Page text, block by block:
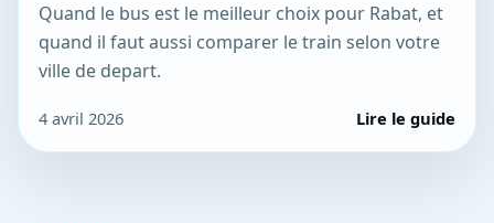
Quand le bus est le meilleur choix pour Rabat, et
quand il faut aussi comparer le train selon votre
ville de depart.
4 avril 2026 Lire le guide